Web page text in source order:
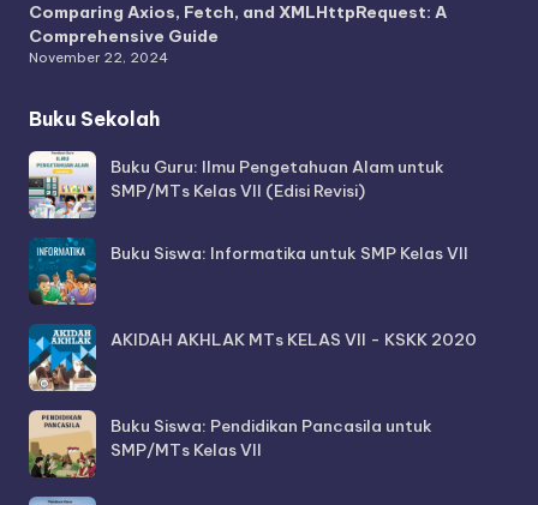
Comparing Axios, Fetch, and XMLHttpRequest: A
Comprehensive Guide
November 22, 2024
Buku Sekolah
Buku Guru: Ilmu Pengetahuan Alam untuk
SMP/MTs Kelas VII (Edisi Revisi)
Buku Siswa: Informatika untuk SMP Kelas VII
AKIDAH AKHLAK MTs KELAS VII - KSKK 2020
Buku Siswa: Pendidikan Pancasila untuk
SMP/MTs Kelas VII